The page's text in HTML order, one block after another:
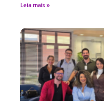
Leia mais »